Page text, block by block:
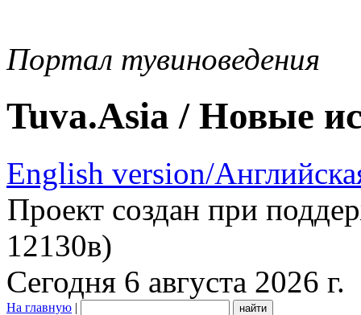
Портал тувиноведения
Tuva.Asia / Новые
English version/
Проект создан при
12130в)
Сегодня 6 августа 2026 г.
На главную |